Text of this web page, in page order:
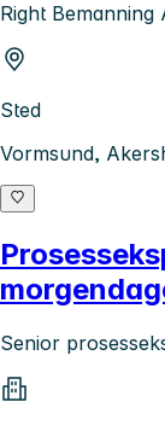
Right Bemanning
Sted
Vormsund,
Senior